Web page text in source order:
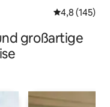
4,8 (145)
großartige